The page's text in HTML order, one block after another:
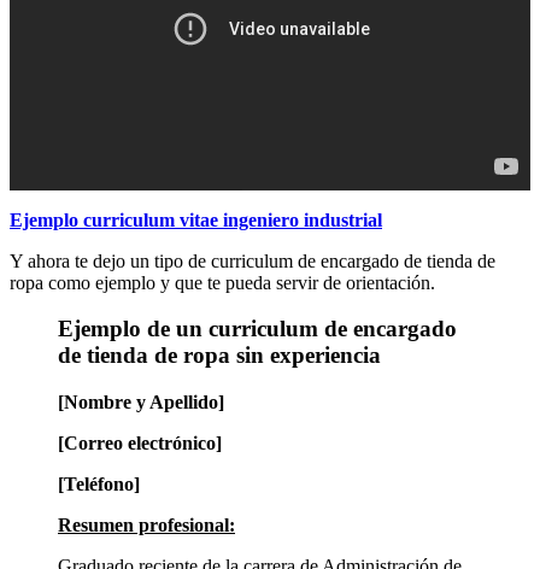
Ejemplo curriculum vitae ingeniero industrial
Y ahora te dejo un tipo de curriculum de encargado de tienda de
ropa como ejemplo y que te pueda servir de orientación.
Ejemplo de un curriculum de encargado
de tienda de ropa sin experiencia
[Nombre y Apellido]
[Correo electrónico]
[Teléfono]
Resumen profesional: